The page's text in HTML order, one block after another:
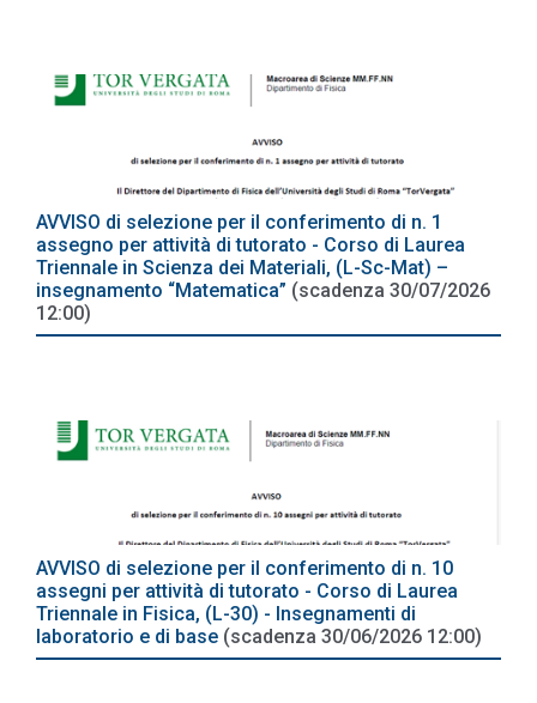
AVVISO di selezione per il conferimento di n. 1
assegno per attività di tutorato - Corso di Laurea
Triennale in Scienza dei Materiali, (L-Sc-Mat) –
insegnamento “Matematica” (scadenza 30/07/2026
12:00)
AVVISO di selezione per il conferimento di n. 10
assegni per attività di tutorato - Corso di Laurea
Triennale in Fisica, (L-30) - Insegnamenti di
laboratorio e di base (scadenza 30/06/2026 12:00)